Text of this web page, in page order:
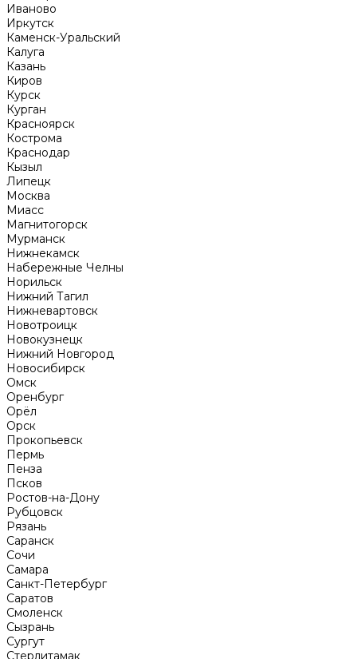
Иваново
Иркутск
Каменск-Уральский
Калуга
Казань
Киров
Курск
Курган
Красноярск
Кострома
Краснодар
Кызыл
Липецк
Москва
Миасс
Магнитогорск
Мурманск
Нижнекамск
Набережные Челны
Норильск
Нижний Тагил
Нижневартовск
Новотроицк
Новокузнецк
Нижний Новгород
Новосибирск
Омск
Оренбург
Орёл
Орск
Прокопьевск
Пермь
Пенза
Псков
Ростов-на-Дону
Рубцовск
Рязань
Саранск
Сочи
Самара
Санкт-Петербург
Саратов
Смоленск
Сызрань
Сургут
Стерлитамак